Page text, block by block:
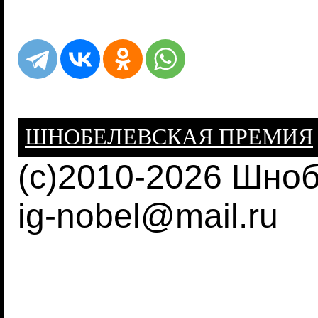
ШНОБЕЛЕВСКАЯ ПРЕМИЯ
(c)2010-2026
ig-nobel@mail.ru